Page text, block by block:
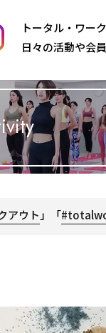
トータル・ワー
日々の活動や会
アウト 」「